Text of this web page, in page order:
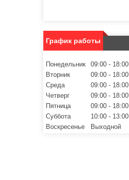
График работы
Понедельник 09:00 18:00
Вторник
09:00 18:00
Среда
09:00 18:00
Четверг
09:00 18:00
Пятница
09:00 18:00
Суббота
10:00
13:00
Воскресенье
Выходной